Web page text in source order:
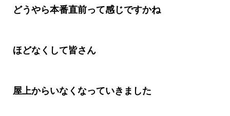
どうやら本番直前って感じですかね
ほどなくして皆さん
屋上からいなくなっていきました